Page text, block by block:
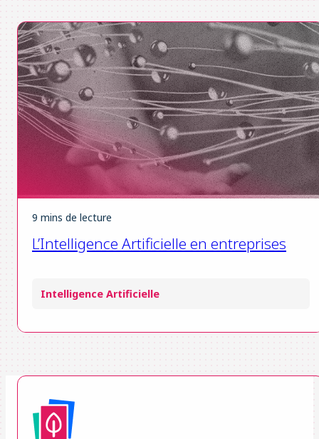
9 mins de lecture
L’Intelligence Artificielle en entreprises
Intelligence Artificielle